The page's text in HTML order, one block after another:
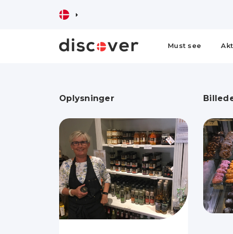
Must see
Oplysninger